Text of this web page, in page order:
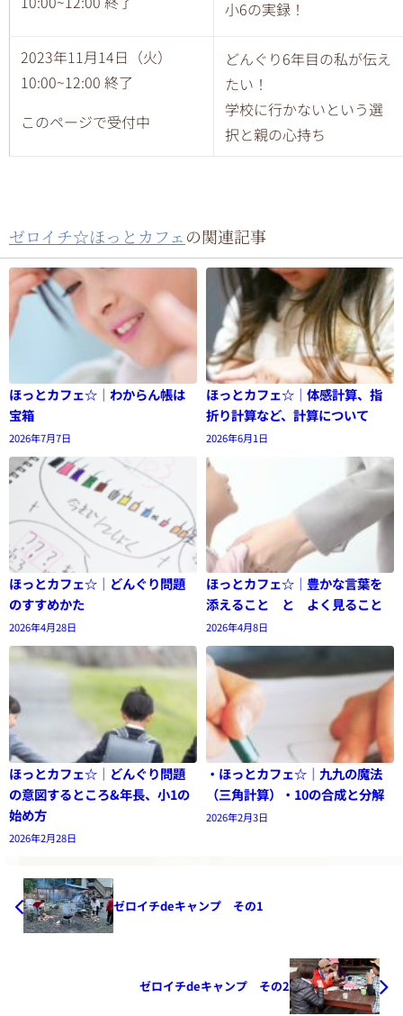
小6の実録！
2023年11月14日（火）
10:00~12:00 終了
このページで受付中
どんぐり6年目の私が伝え
たい！
学校に行かないという選
択と親の心持ち
ゼロイチ☆ほっとカフェの関連記事
ほっとカフェ☆｜わからん帳は
宝箱
2026年7月7日
ほっとカフェ☆｜体感計算、指
折り計算など、計算について
2026年6月1日
ほっとカフェ☆｜どんぐり問題
のすすめかた
2026年4月28日
ほっとカフェ☆｜豊かな言葉を
添えること と よく見ること
2026年4月8日
ほっとカフェ☆｜どんぐり問題
の意図するところ&年長、小1の
始め方
2026年2月28日
・ほっとカフェ☆｜九九の魔法
（三角計算）・10の合成と分解
2026年2月3日
ゼロイチdeキャンプ その1
ゼロイチdeキャンプ その2